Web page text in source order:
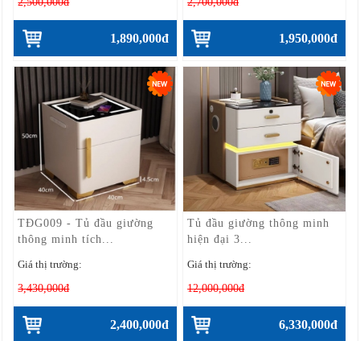
1,890,000đ 1,950,000đ
TĐG009 - Tủ đầu giường
thông minh tích...
Giá thị trường:
3,430,000đ
2,400,000đ
Tủ đầu giường thông minh
hiện đại 3...
Giá thị trường:
12,000,000đ
6,330,000đ